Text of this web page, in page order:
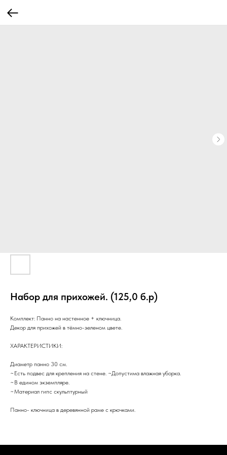
Набор для прихожей. (125,0 б.р)
Комплект: Панно на настенное + ключница.
Декор для прихожей в тёмно-зеленом цвете.
ХАРАКТЕРИСТИКИ:
Диаметр панно 30 см.
~Есть подвес для крепления на стене. ~Допустима влажная уборка.
~В едином экземпляре.
~Материал гипс скульптурный
Панно- ключница в деревянной раме с крючками.